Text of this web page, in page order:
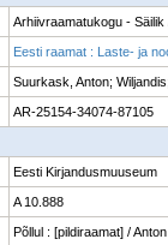
Arhiivraamatukogu - Säilik
Eesti raamat : Laste- ja
Suurkask, Anton;
AR-25154-34074-87105
Eesti Kirjandusmuuseum
A 10.888
Põllul : [pildiraamat] /